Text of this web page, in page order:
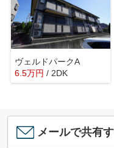
ヴェルドパークA
6.5万円 / 2DK
メールで共有